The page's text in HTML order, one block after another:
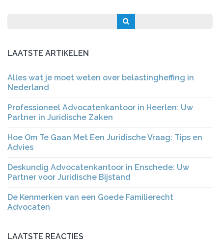
LAATSTE ARTIKELEN
Alles wat je moet weten over belastingheffing in
Nederland
Professioneel Advocatenkantoor in Heerlen: Uw
Partner in Juridische Zaken
Hoe Om Te Gaan Met Een Juridische Vraag: Tips en
Advies
Deskundig Advocatenkantoor in Enschede: Uw
Partner voor Juridische Bijstand
De Kenmerken van een Goede Familierecht
Advocaten
LAATSTE REACTIES